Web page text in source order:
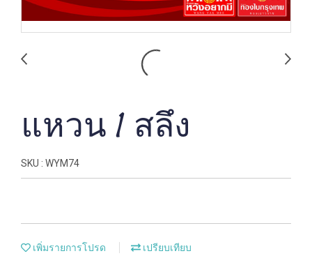
แหวน 1 สลึง
SKU : WYM74
เพิ่มรายการโปรด เปรียบเทียบ